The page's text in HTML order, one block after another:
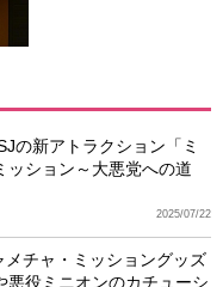
の新アトラクション「ミ
ッション～大悪党への道
2025/07/22
メチャ・ミッショングッズ
悪役ミニオンのカチューシ